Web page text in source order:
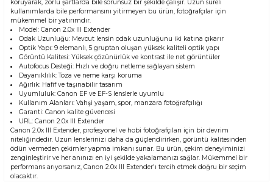
koruyarak, zorlu şartlarda bile sorunsuz bir şekilde çalışır. Uzun süreli
kullanımlarda bile performansını yitirmeyen bu ürün, fotoğrafçılar için
mükemmel bir yatırımdır.
Model: Canon 2.0x III Extender
Odak Uzunluğu: Mevcut lensin odak uzunluğunu iki katına çıkarır
Optik Yapı: 9 elemanlı, 5 gruptan oluşan yüksek kaliteli optik yapı
Görüntü Kalitesi: Yüksek çözünürlük ve kontrast ile net görüntüler
Autofocus Desteği: Hızlı ve doğru netleme sağlayan sistem
Dayanıklılık: Toza ve neme karşı koruma
Ağırlık: Hafif ve taşınabilir tasarım
Uyumluluk: Canon EF ve EF-S lenslerle uyumlu
Kullanım Alanları: Vahşi yaşam, spor, manzara fotoğrafçılığı
Garanti: Canon kalite güvencesi
URL:Canon 2.0x III Extender
Canon 2.0x III Extender, profesyonel ve hobi fotoğrafçıları için bir devrim
niteliğindedir. Uzun lenslerinizi daha da güçlendirirken, görüntü kalitesinden
ödün vermeden çekimler yapma imkanı sunar. Bu ürün, çekim deneyiminizi
zenginleştirir ve her anınızı en iyi şekilde yakalamanızı sağlar. Mükemmel bir
performans arıyorsanız, Canon 2.0x III Extender'ı tercih etmek doğru bir seçim
olacaktır.